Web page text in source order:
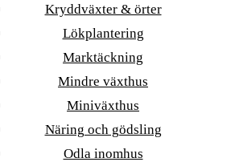
Kryddväxter & örter
Lökplantering
Marktäckning
Mindre växthus
Miniväxthus
Näring och gödsling
Odla inomhus